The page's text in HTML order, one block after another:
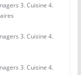
3. Cuisine 4.
3. Cuisine 4.
3. Cuisine 4.